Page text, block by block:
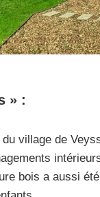
» :
village de
bois a aussi